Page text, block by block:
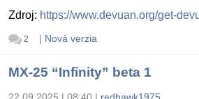
Zdroj: https://www.devuan.org/get-
2 | Nová verzia
MX-25 “Infinity” beta 1